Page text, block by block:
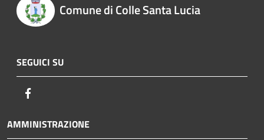
Comune di Colle Santa Lucia
SEGUICI SU
AMMINISTRAZIONE